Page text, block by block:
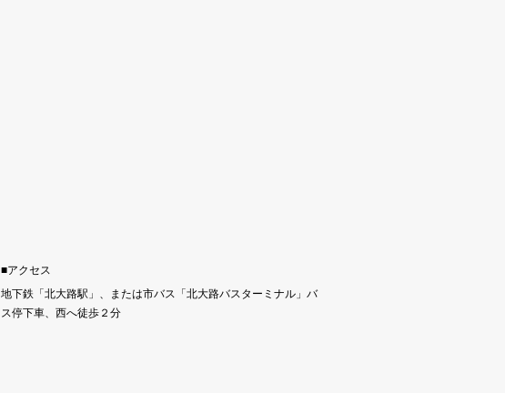
■アクセス
地下鉄「北大路駅」、または市バス「北大路バスターミナル」バ
ス停下車、西へ徒歩２分